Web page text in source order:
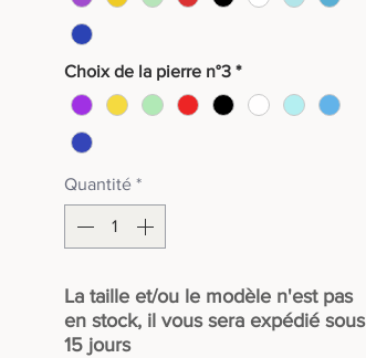
Choix de la pierre n°3 *
Quantité *
La taille et/ou le modèle n'est pas
en stock, il vous sera expédié sous
15 jours